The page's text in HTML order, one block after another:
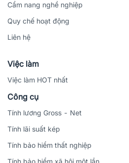
Cẩm nang nghề nghiệp
Quy chế hoạt động
Liên hệ
Việc làm
Việc làm HOT nhất
Công cụ
Tính lương Gross - Net
Tính lãi suất kép
Tính bảo hiểm thất nghiệp
Tính bảo hiểm xã hội một lần